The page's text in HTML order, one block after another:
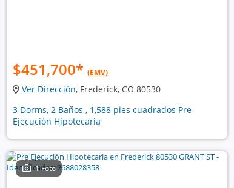
$451,700* (EMV)
Ver Dirección, Frederick, CO 80530
3 Dorms, 2 Baños , 1,588 pies cuadrados Pre
Ejecución Hipotecaria
1 Foto